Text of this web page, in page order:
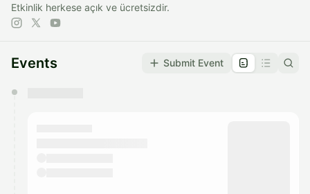
Etkinlik herkese açık ve ücretsizdir.
Events Submit Event